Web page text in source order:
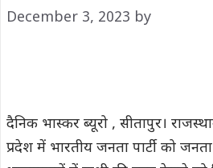
December 3, 2023 by
दैनिक भास्कर ब्यूरो , सीतापुर।
प्रदेश में भारतीय जनता पार्टी को